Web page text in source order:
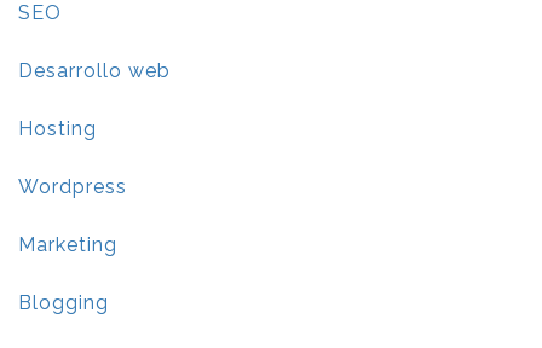
SEO
Desarrollo web
Hosting
Wordpress
Marketing
Blogging